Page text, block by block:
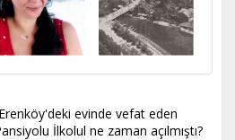
evinde vefat eden
İlkolul ne zaman açılmıştı?